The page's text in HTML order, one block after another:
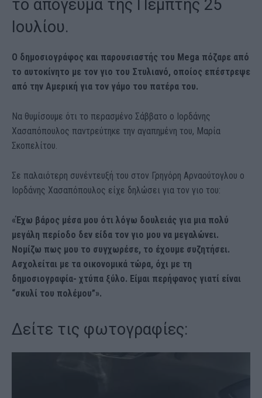
το απόγευμα της Πέμπτης 25
Ιουλίου.
Ο δημοσιογράφος και παρουσιαστής του Mega πόζαρε από
το αυτοκίνητο με τον γιο του Στυλιανό, οποίος επέστρεψε
από την Αμερική για τον γάμο του πατέρα του.
Να θυμίσουμε ότι το περασμένο Σάββατο ο Ιορδάνης
Χασαπόπουλος παντρεύτηκε την αγαπημένη του, Μαρία
Σκοπελίτου.
Σε παλαιότερη συνέντευξή του στον Γρηγόρη Αρναούτογλου ο
Ιορδάνης Χασαπόπουλος είχε δηλώσει για τον γιο του:
«Έχω βάρος μέσα μου ότι λόγω δουλειάς για μια πολύ
μεγάλη περίοδο δεν είδα τον γιο μου να μεγαλώνει.
Νομίζω πως μου το συγχωρέσε, το έχουμε συζητήσει.
Ασχολείται με τα οικονομικά τώρα, όχι με τη
δημοσιογραφία- χτύπα ξύλο. Είμαι περήφανος γιατί είναι
“σκυλί του πολέμου”».
Δείτε τις φωτογραφίες: